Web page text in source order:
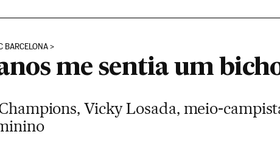
BARCELONA
anos me sentia um
Vicky Losada, meio-